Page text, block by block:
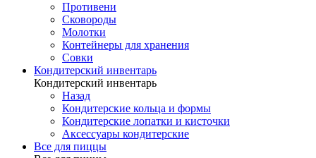
Противени
Сковороды
Молотки
Контейнеры для хранения
Совки
Кондитерский инвентарь
Кондитерский инвентарь
Назад
Кондитерские кольца и формы
Кондитерские лопатки и кисточки
Аксессуары кондитерские
Все для пиццы